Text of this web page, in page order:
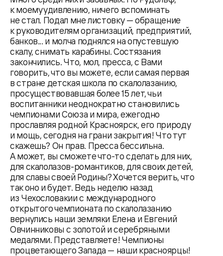
к моему удивлению, ничего вспоминать
не стал. Подал мне листовку — обращение
к руководителям организаций, предприятий,
банков... и молча поднялся на опустевшую
скалу, снимать карабины. Состязания
закончились. Что, мол, пресса, с Вами
говорить, что вы можете, если самая первая
в стране детская школа по скалолазанию,
просуществовавшая более 15 лет, чьи
воспитанники неоднократно становились
чемпионами Союза и мира, ежегодно
прославляя родной Красноярск, его природу
и мощь, сегодня на грани закрытия! Что тут
скажешь? Он прав. Пресса бессильна.
А может, вы сможете что-то сделать для них,
для скалолазов-романтиков, для своих детей,
для славы своей Родины? Хочется верить, что
так оно и будет. Ведь неделю назад
из Чехословакии с международного
открытого чемпионата по скалолазанию
вернулись наши земляки Елена и Евгений
Овчинниковы с золотой и серебряными
медалями. Представляете! Чемпионы
процветающего Запада — наши красноярцы!